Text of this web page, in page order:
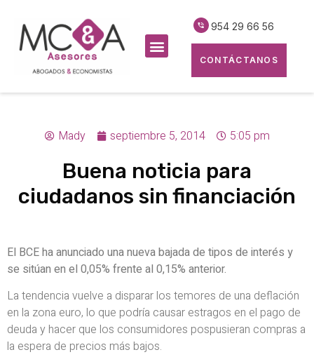
954 29 66 56
CONTÁCTANOS
Mady septiembre 5, 2014 5:05 pm
Buena noticia para
ciudadanos sin financiación
El BCE ha anunciado una nueva bajada de tipos de interés y
se sitúan en el 0,05% frente al 0,15% anterior.
La tendencia vuelve a disparar los temores de una deflación
en la zona euro, lo que podría causar estragos en el pago de
deuda y hacer que los consumidores pospusieran compras a
la espera de precios más bajos.